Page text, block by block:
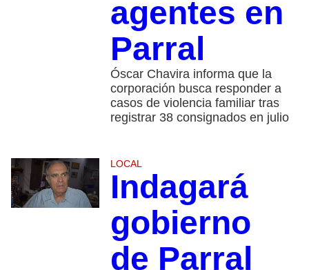
agentes en
Parral
Óscar Chavira informa que la
corporación busca responder a
casos de violencia familiar tras
registrar 38 consignados en julio
LOCAL
Indagará
gobierno
de Parral